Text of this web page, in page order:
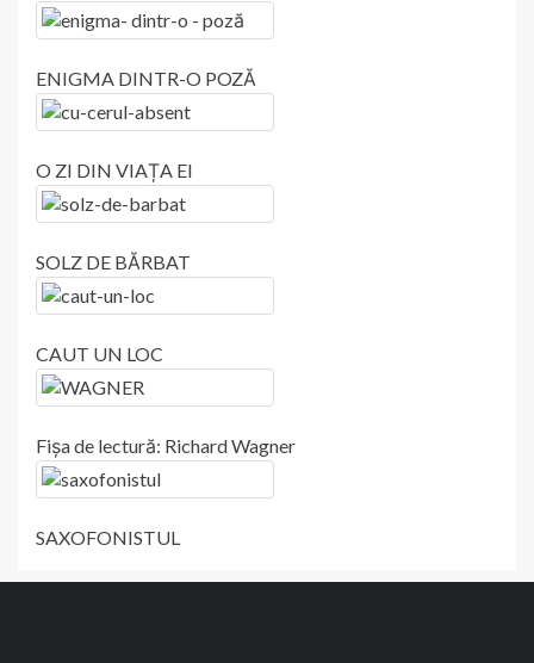
ENIGMA DINTR-O POZĂ
O ZI DIN VIAȚA EI
SOLZ DE BĂRBAT
CAUT UN LOC
Fișa de lectură: Richard Wagner
SAXOFONISTUL